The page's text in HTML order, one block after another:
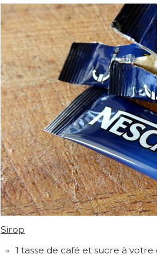
Sirop
1 tasse de café et sucre à votre